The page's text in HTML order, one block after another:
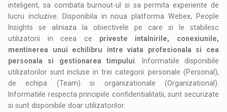
inteligent, sa combata burnout-ul si sa permita experiente de
lucru incluzive. Disponibila in noua platforma Webex, People
Insights se aliniaza la obiectivele pe care si le stabilesc
utilizatorii in ceea ce priveste intalnirile, conexiunile,
mentinerea unui echilibru intre viata profesionala si cea
personala si gestionarea timpului . Informatiile disponibile
utilizatorilor sunt incluse in trei categorii: personale (Personal),
de echipa (Team) si organizationale (Organizational).
Informatiile respecta principiile confidentialitatii, sunt securizate
si sunt disponibile doar utilizatorilor.